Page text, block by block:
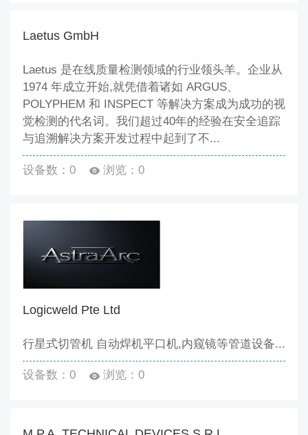
Laetus GmbH
Laetus 是在线质量检测领域的行业领头羊。企业从
1974 年成立开始,就凭借着诸如 ARGUS、
POLYPHEM 和 INSPECT 等解决方案成为成功的视
觉检测的代名词。我们超过40年的经验在安全追踪
与追溯解决方案开发过程中起到了不...
设备数：0 浏览：0
Logicweld Pte Ltd
行星式切管机 自动焊机平口机,内窥镜等管道设备...
设备数：0 浏览：0